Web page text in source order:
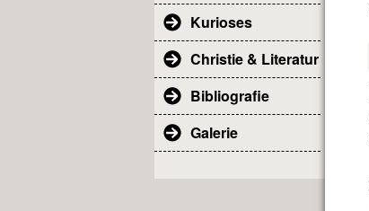
Kurioses
Christie & Literatur
Bibliografie
Galerie